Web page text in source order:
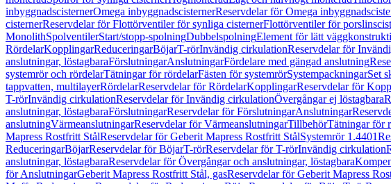
inbyggnadscisternerOmega inbyggnadscisternerReservdelar för Omega
cisternerReservdelar för Flottörventiler för synliga cisternerFlottörventiler för
MonolithSpolventilerStart/stopp-spolningDubbelspolningElement för lätt
RördelarKopplingarReduceringarBöjarT-rörInvändig cirkulationReservdelar för
anslutningar, löstagbaraFörslutningarAnslutningarFördelare med gängad anslutning
systemrör och rördelarTätningar för rördelarFästen för systemrörSystempackningarSet
tappvatten, multilayerRördelarReservdelar för RördelarKopplingarReservdelar för
T-rörInvändig cirkulationReservdelar för Invändig cirkulationÖvergångar ej löstagbara
anslutningar, löstagbaraFörslutningarReservdelar för FörslutningarAnslutningar
anslutningVärmeanslutningarReservdelar för VärmeanslutningarTillbehörTätningar för
Mapress Rostfritt StålReservdelar för Geberit Mapress Rostfritt StålSystemrör 1.4401
ReduceringarBöjarReservdelar för BöjarT-rörReservdelar för T-rörInvändig cirkulation
anslutningar, löstagbaraReservdelar för Övergångar och anslutningar, löstagbara
för AnslutningarGeberit Mapress Rostfritt Stål, gasReservdelar för Geberit Mapress